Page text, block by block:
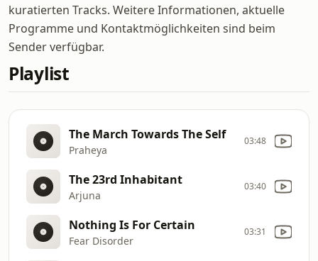
kuratierten Tracks. Weitere Informationen, aktuelle
Programme und Kontaktmöglichkeiten sind beim
Sender verfügbar.
Playlist
The March Towards The Self
Praheya
03:48
The 23rd Inhabitant
Arjuna
03:40
Nothing Is For Certain
Fear Disorder
03:31